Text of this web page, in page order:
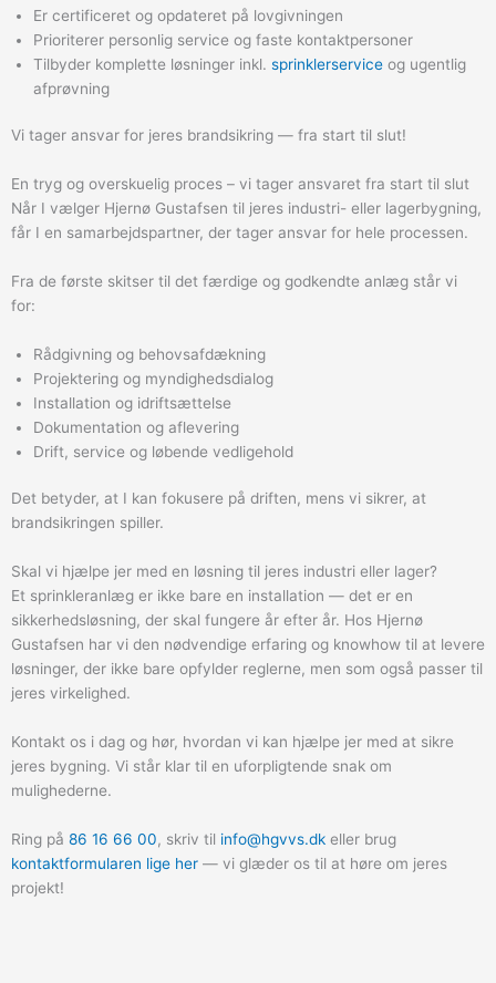
Er certificeret og opdateret på lovgivningen
Prioriterer personlig service og faste kontaktpersoner
Tilbyder komplette løsninger inkl. sprinklerservice og ugentlig
afprøvning
Vi tager ansvar for jeres brandsikring — fra start til slut!
En tryg og overskuelig proces – vi tager ansvaret fra start til slut
Når I vælger Hjernø Gustafsen til jeres industri- eller lagerbygning,
får I en samarbejdspartner, der tager ansvar for hele processen.
Fra de første skitser til det færdige og godkendte anlæg står vi
for:
Rådgivning og behovsafdækning
Projektering og myndighedsdialog
Installation og idriftsættelse
Dokumentation og aflevering
Drift, service og løbende vedligehold
Det betyder, at I kan fokusere på driften, mens vi sikrer, at
brandsikringen spiller.
Skal vi hjælpe jer med en løsning til jeres industri eller lager?
Et sprinkleranlæg er ikke bare en installation — det er en
sikkerhedsløsning, der skal fungere år efter år. Hos Hjernø
Gustafsen har vi den nødvendige erfaring og knowhow til at levere
løsninger, der ikke bare opfylder reglerne, men som også passer til
jeres virkelighed.
Kontakt os i dag og hør, hvordan vi kan hjælpe jer med at sikre
jeres bygning. Vi står klar til en uforpligtende snak om
mulighederne.
Ring på 86 16 66 00, skriv til info@hgvvs.dk eller brug
kontaktformularen lige her — vi glæder os til at høre om jeres
projekt!